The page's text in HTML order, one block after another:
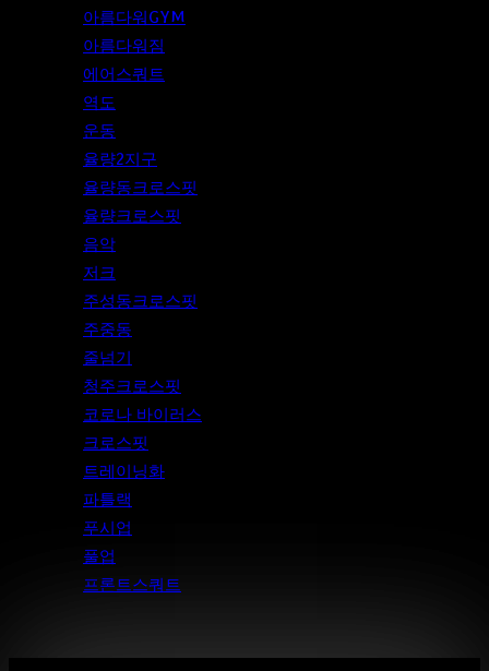
아름다워GYM
아름다워짐
에어스쿼트
역도
운동
율량2지구
율량동크로스핏
율량크로스핏
음악
저크
주성동크로스핏
주중동
줄넘기
청주크로스핏
코로나 바이러스
크로스핏
트레이닝화
파틀랙
푸시업
풀업
프론트스쿼트